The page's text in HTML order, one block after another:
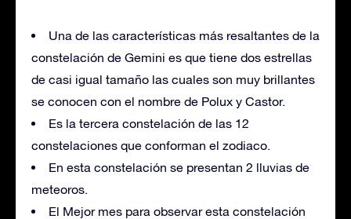
Una de las características más resaltantes de la
constelación de Gemini es que tiene dos estrellas
de casi igual tamaño las cuales son muy brillantes
se conocen con el nombre de Polux y Castor.
Es la tercera constelación de las 12
constelaciones que conforman el zodiaco.
En esta constelación se presentan 2 lluvias de
meteoros.
El Mejor mes para observar esta constelación